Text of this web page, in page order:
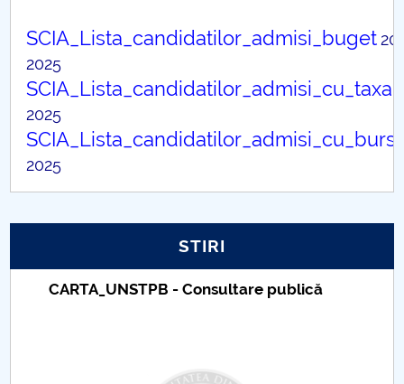
Ghiduri pentru STUDENȚI
Relații Publice
Relații Internaționale
PNRR
Proiect SU-ETIC
UNIVERSITATE pentru comunitate
SCIA_Lista_candidatilor_admisi_buget
2025
SCIA_Lista_candidatilor_admisi_cu_taxa
2025
2025
STIRI
CARTA_UNSTPB - Consultare publică